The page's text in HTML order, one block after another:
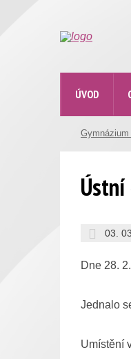
ÚVOD
03.
Dne 28.
Jednalo
Umístění